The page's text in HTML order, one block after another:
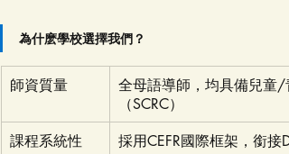
為什麽學校選擇我們？
師資質量
全母語導師，均具備兒童
（SCRC）
課程系統性
採用CEFR國際框架，銜接